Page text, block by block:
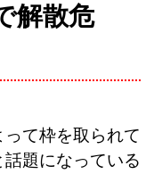
解散危
て枠を取られて
題になっている